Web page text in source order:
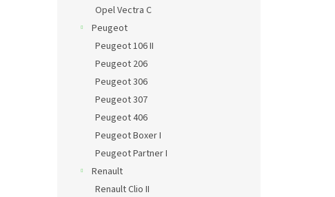
Opel Vectra C
Peugeot
Peugeot 106 II
Peugeot 206
Peugeot 306
Peugeot 307
Peugeot 406
Peugeot Boxer I
Peugeot Partner I
Renault
Renault Clio II